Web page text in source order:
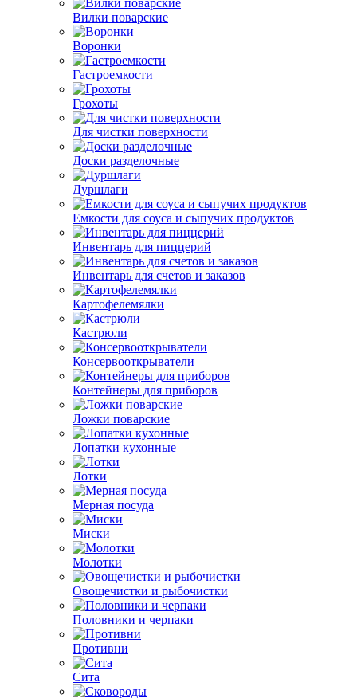
Вилки поварские
Воронки
Гастроемкости
Грохоты
Для чистки поверхности
Доски разделочные
Дуршлаги
Емкости для соуса и сыпучих продуктов
Инвентарь для пиццерий
Инвентарь для счетов и заказов
Картофелемялки
Кастрюли
Консервооткрыватели
Контейнеры для приборов
Ложки поварские
Лопатки кухонные
Лотки
Мерная посуда
Миски
Молотки
Овощечистки и рыбочистки
Половники и черпаки
Противни
Сита